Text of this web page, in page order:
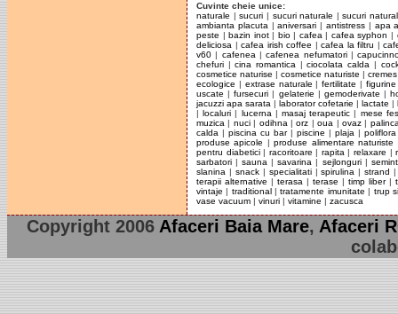
Cuvinte cheie unice:
naturale |sucuri | sucuri naturale |sucuri
ambianta placuta |aniversari |antistress | apa
peste |bazin inot| bio| cafea | cafea syphon |
deliciosa |cafea irish coffee |cafea la filtru |
v60 | cafenea |cafenea nefumatori|
chefuri |cina romantica |ciocolata calda |
cosmetice naturise | cosmetice naturiste | cremes
ecologice | extrase naturale |fertilitate |figurine
uscate |fursecuri | gelaterie | gemoderivate |
jacuzzi apa sarata | laborator cofetarie | lactate |
|localuri | lucerna | masaj terapeutic | mese
muzica | nuci| odihna |orz |oua | ovaz|
calda |piscina cu bar|piscine |plaja |poliflora
produse apicole
|produse alimentare naturiste
pentru diabetici| racoritoare | rapita |relaxare |
sarbatori |sauna |savarina | sejlonguri|
slanina | snack| specialitati|spirulina |strand
terapii alternative | terasa | terase | timp liber|
vintaje | traditional|tratamente imunitate | trup
vase vacuum | vinuri | vitamine | zacusca
Copyright 2006 Afaceri Baia Mare, Afaceri